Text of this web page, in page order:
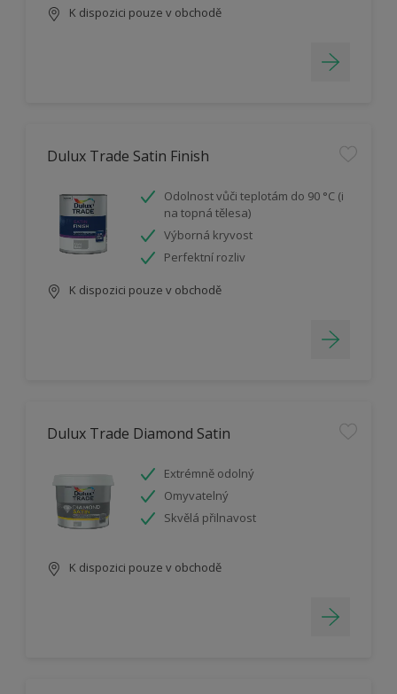
K dispozici pouze v obchodě
Dulux Trade Satin Finish
Odolnost vůči teplotám do 90 °C (i
na topná tělesa)
Výborná kryvost
Perfektní rozliv
K dispozici pouze v obchodě
Dulux Trade Diamond Satin
Extrémně odolný
Omyvatelný
Skvělá přilnavost
K dispozici pouze v obchodě